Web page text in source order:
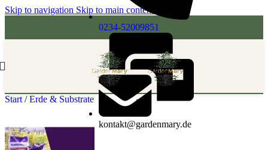
Skip to navigation Skip to main content
0234-52009851
kontakt@gardenmary.de
Start / Erde & Substrate